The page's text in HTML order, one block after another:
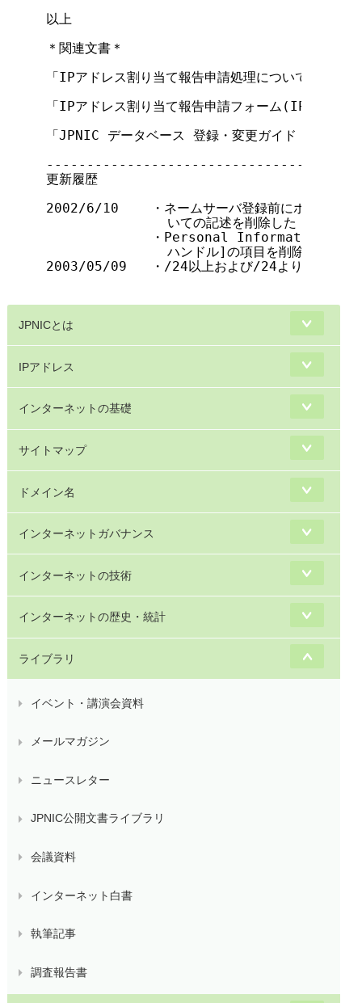
JPNICとは
IPアドレス
インターネットの基礎
サイトマップ
ドメイン名
インターネットガバナンス
インターネットの技術
インターネットの歴史・統計
ライブラリ
イベント・講演会資料
メールマガジン
ニュースレター
JPNIC公開文書ライブラリ
会議資料
インターネット白書
執筆記事
調査報告書